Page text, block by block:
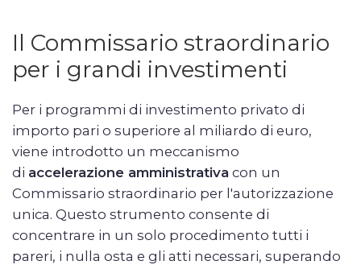
Il Commissario straordinario
per i grandi investimenti
Per i programmi di investimento privato di
importo pari o superiore al miliardo di euro,
viene introdotto un meccanismo
di accelerazione amministrativa con un
Commissario straordinario per l'autorizzazione
unica. Questo strumento consente di
concentrare in un solo procedimento tutti i
pareri, i nulla osta e gli atti necessari, superando